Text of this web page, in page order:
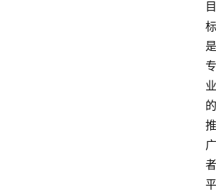
目
标
是
专
业
的
推
广
者
平